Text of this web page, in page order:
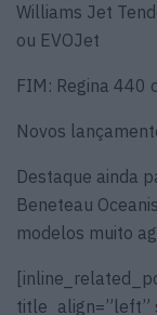
Williams Jet
ou EVOJet
FIM: Regina 440
Novos
Destaque ainda
Beneteau
modelos muito
title_align=”left”